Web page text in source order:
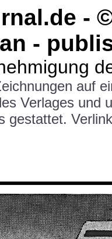
-
-
auf
Verlages und
gestattet.